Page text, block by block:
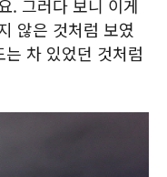
. 그러다 보니 이게
않은 것처럼 보였
차 있었던 것처럼